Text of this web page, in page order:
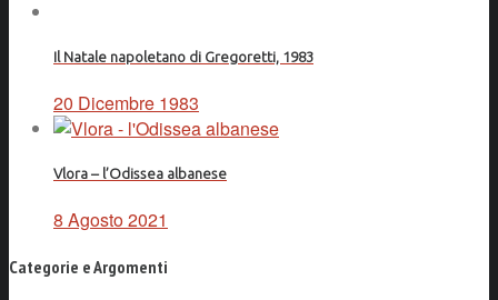
Il Natale napoletano di Gregoretti, 1983
20 Dicembre 1983
Vlora – l’Odissea albanese
8 Agosto 2021
Categorie e Argomenti